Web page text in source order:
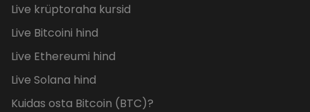
Live krüptoraha kursid
Live Bitcoini hind
Live Ethereumi hind
Live Solana hind
Kuidas osta Bitcoin (BTC)?